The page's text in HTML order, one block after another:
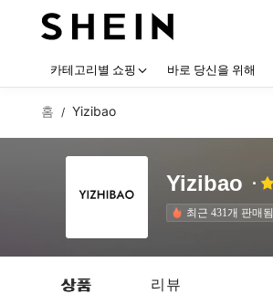
카테고리별 쇼핑 바로 당신을 위해
홈 / Yizibao
Yizibao
최근 431개 판매됨
상품 리뷰